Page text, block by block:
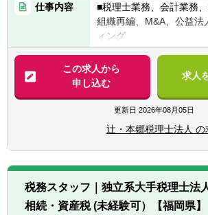
※応募要件は各支部によ
応募要件を満たしていな
い。
※会計事務所未経験者の
は東京にて研修を受けて
ます。
※普通自動車免許は必須
ら経営コンサルティング
■経験・能力をフルに発
たい方
仕事内容
■税理士業務、会計業務
組織再編、M&A、公益法
ィング
【法人全体の特色】
■業界トップレベルの規
サービス提供しています。
■チーム連携：税理士、
業診断士など、税務・会
野のエキスパートが集結
は、互いにチームを組ん
があります。
■広範囲な取扱業務
一般企業をはじめ、医療
会福祉法人、地方公共団
この求人から
申し込む
求人
更新日 2026年08月05日
辻・本郷税理士法人
税務スタッフ｜独立系大手税理士法
相続・資産税 (未経験可）【福岡県】